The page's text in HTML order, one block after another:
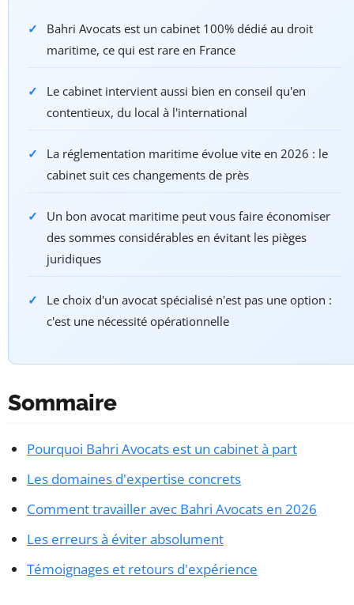
Bahri Avocats est un cabinet 100% dédié au droit
maritime, ce qui est rare en France
Le cabinet intervient aussi bien en conseil qu'en
contentieux, du local à l'international
La réglementation maritime évolue vite en 2026 : le
cabinet suit ces changements de près
Un bon avocat maritime peut vous faire économiser
des sommes considérables en évitant les pièges
juridiques
Le choix d'un avocat spécialisé n'est pas une option :
c'est une nécessité opérationnelle
Sommaire
Pourquoi Bahri Avocats est un cabinet à part
Les domaines d'expertise concrets
Comment travailler avec Bahri Avocats en 2026
Les erreurs à éviter absolument
Témoignages et retours d'expérience